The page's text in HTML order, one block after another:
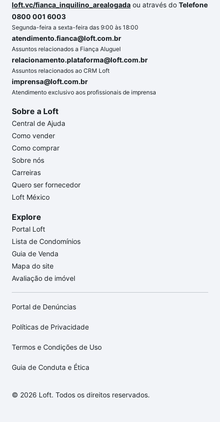
loft.vc/fianca_inquilino_arealogada ou através do Telefone
0800 001 6003
Segunda-feira a sexta-feira das 9:00 às 18:00
atendimento.fianca@loft.com.br
Assuntos relacionados a Fiança Aluguel
relacionamento.plataforma@loft.com.br
Assuntos relacionados ao CRM Loft
imprensa@loft.com.br
Atendimento exclusivo aos profissionais de imprensa
Sobre a Loft
Central de Ajuda
Como vender
Como comprar
Sobre nós
Carreiras
Quero ser fornecedor
Loft México
Explore
Portal Loft
Lista de Condomínios
Guia de Venda
Mapa do site
Avaliação de imóvel
Portal de Denúncias
Políticas de Privacidade
Termos e Condições de Uso
Guia de Conduta e Ética
© 2026 Loft. Todos os direitos reservados.